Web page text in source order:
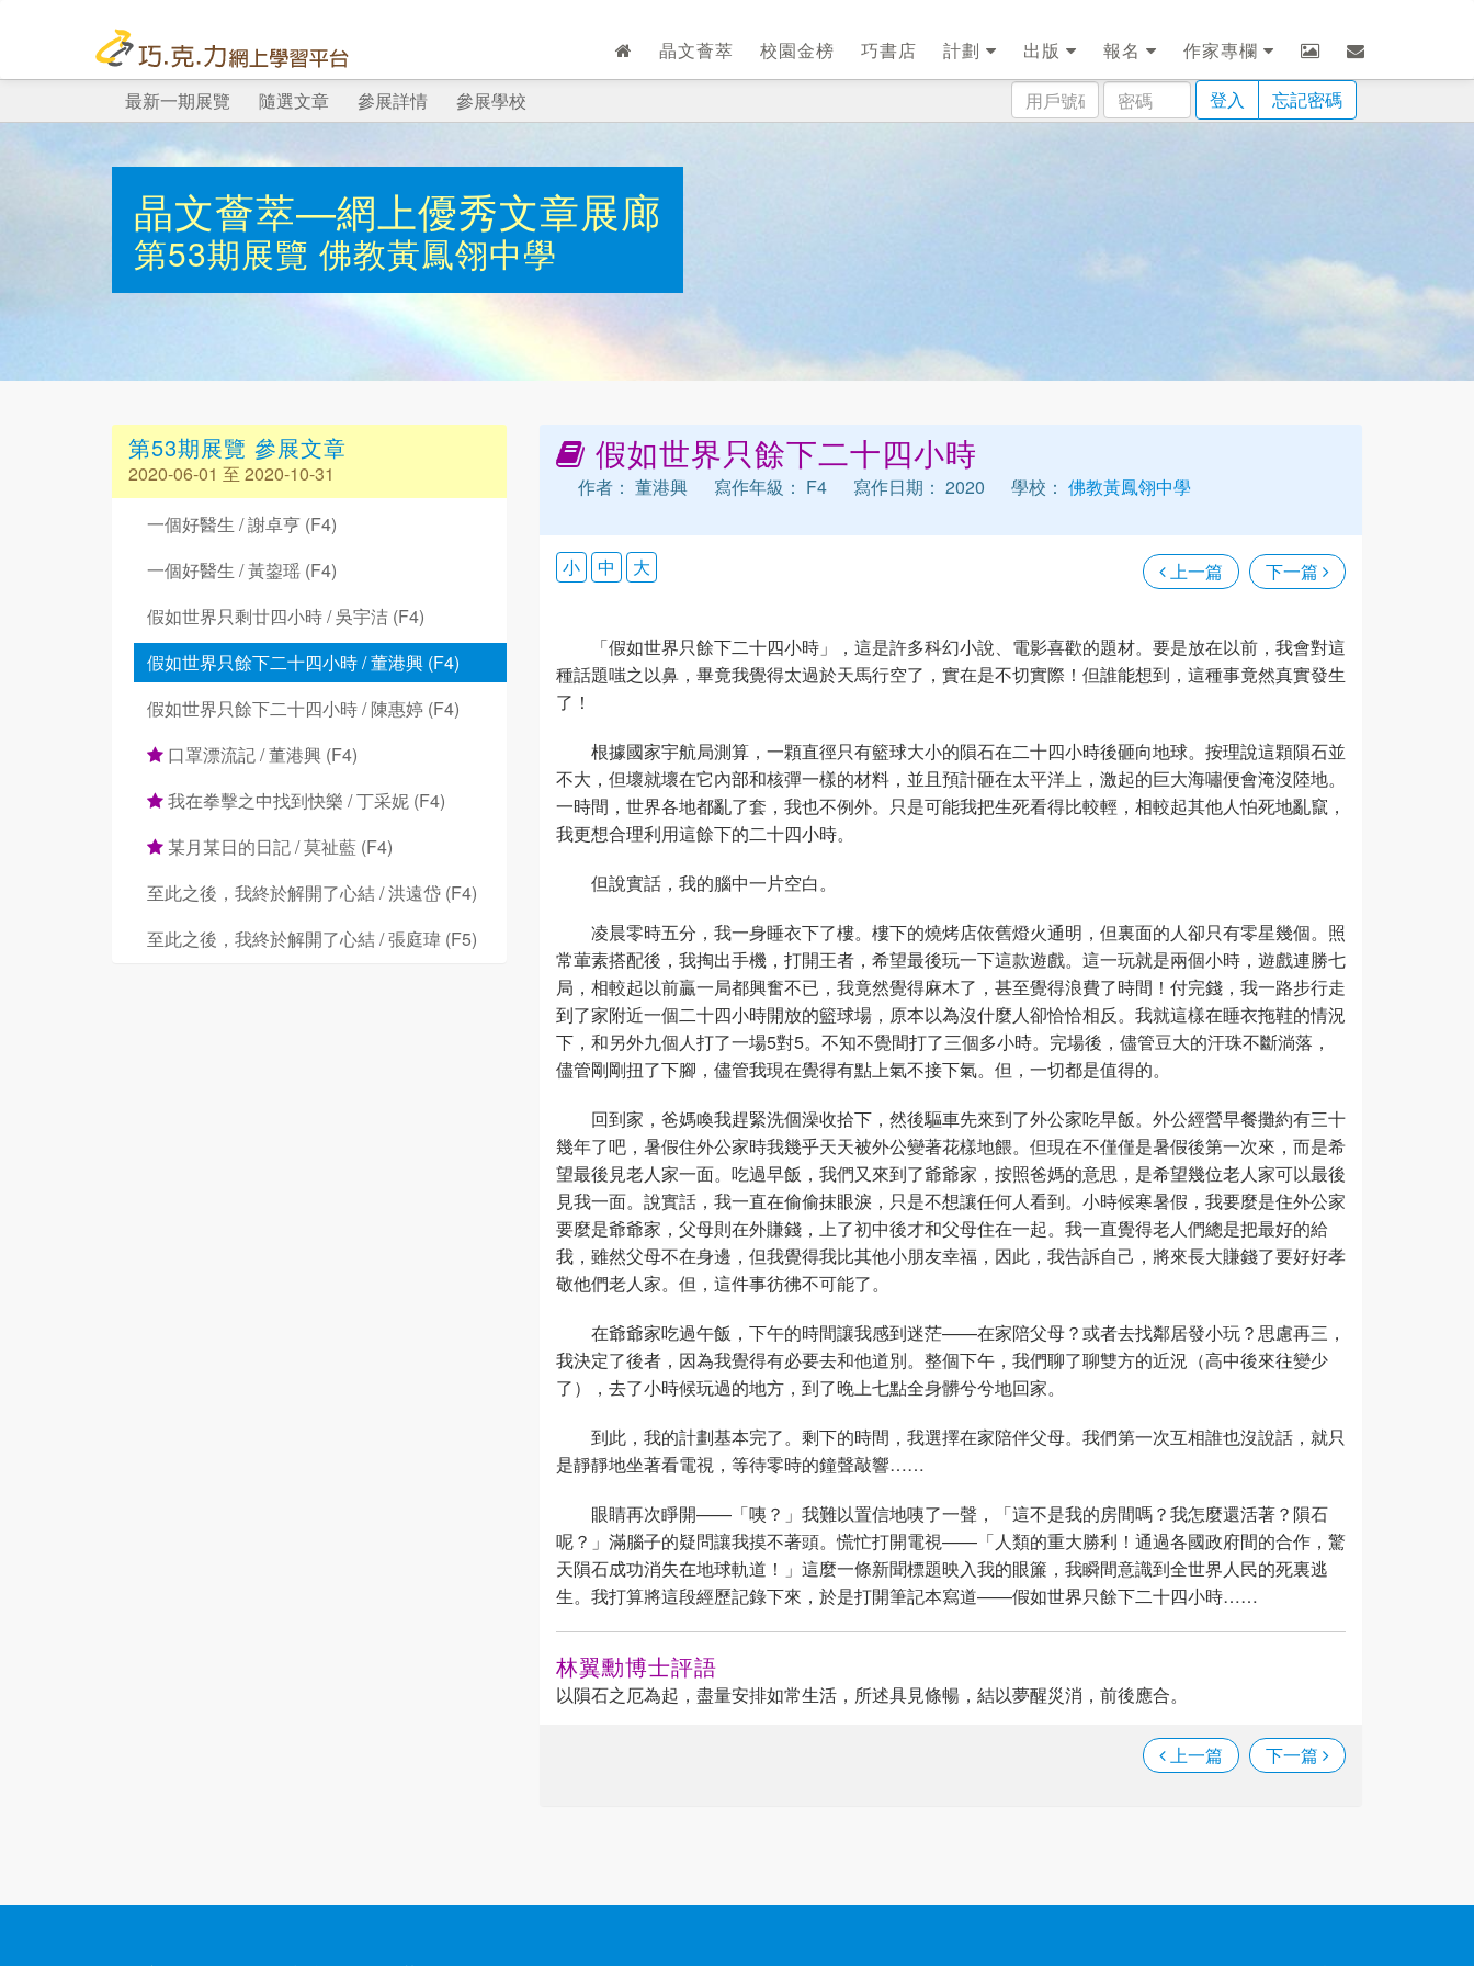
晶文薈萃 校園金榜 巧書店 計劃 出版 報名
作家專欄
用
戶
密
碼
登入 忘記密碼
最新一期展覽 隨選文章 參展詳情 參展學校
晶文薈萃—網上優秀文章展廊
第53期展覽 佛教黃鳳翎中學
第53期展覽 參展文章
2020-06-01 至 2020-10-31
一個好醫生 / 謝卓亨 (F4)
一個好醫生 / 黃鋆瑶 (F4)
假如世界只剩廿四小時 / 吳宇洁 (F4)
假如世界只餘下二十四小時 / 董港興 (F4)
假如世界只餘下二十四小時 / 陳惠婷 (F4)
口罩漂流記 / 董港興 (F4)
我在拳擊之中找到快樂 / 丁采妮 (F4)
某月某日的日記 / 莫祉藍 (F4)
至此之後，我終於解開了心結 / 洪遠岱 (F4)
至此之後，我終於解開了心結 / 張庭瑋 (F5)
假如世界只餘下二十四小時
作者： 董港興 寫作年級： F4 寫作日期： 2020 學校： 佛教黃鳳翎中學
上一篇 下一篇
小 中 大
「假如世界只餘下二十四小時」，這是許多科幻小說、電影喜歡的題材。要是放在以前，我會對這
種話題嗤之以鼻，畢竟我覺得太過於天馬行空了，實在是不切實際！但誰能想到，這種事竟然真實發生
了！
根據國家宇航局測算，一顆直徑只有籃球大小的隕石在二十四小時後砸向地球。按理說這顆隕石並
不大，但壞就壞在它內部和核彈一樣的材料，並且預計砸在太平洋上，激起的巨大海嘯便會淹沒陸地。
一時間，世界各地都亂了套，我也不例外。只是可能我把生死看得比較輕，相較起其他人怕死地亂竄，
我更想合理利用這餘下的二十四小時。
但說實話，我的腦中一片空白。
凌晨零時五分，我一身睡衣下了樓。樓下的燒烤店依舊燈火通明，但裏面的人卻只有零星幾個。照
常葷素搭配後，我掏出手機，打開王者，希望最後玩一下這款遊戲。這一玩就是兩個小時，遊戲連勝七
局，相較起以前贏一局都興奮不已，我竟然覺得麻木了，甚至覺得浪費了時間！付完錢，我一路步行走
到了家附近一個二十四小時開放的籃球場，原本以為沒什麼人卻恰恰相反。我就這樣在睡衣拖鞋的情況
下，和另外九個人打了一場5對5。不知不覺間打了三個多小時。完場後，儘管豆大的汗珠不斷淌落，
儘管剛剛扭了下腳，儘管我現在覺得有點上氣不接下氣。但，一切都是值得的。
回到家，爸媽喚我趕緊洗個澡收拾下，然後驅車先來到了外公家吃早飯。外公經營早餐攤約有三十
幾年了吧，暑假住外公家時我幾乎天天被外公變著花樣地餵。但現在不僅僅是暑假後第一次來，而是希
望最後見老人家一面。吃過早飯，我們又來到了爺爺家，按照爸媽的意思，是希望幾位老人家可以最後
見我一面。說實話，我一直在偷偷抹眼淚，只是不想讓任何人看到。小時候寒暑假，我要麼是住外公家
要麼是爺爺家，父母則在外賺錢，上了初中後才和父母住在一起。我一直覺得老人們總是把最好的給
我，雖然父母不在身邊，但我覺得我比其他小朋友幸福，因此，我告訴自己，將來長大賺錢了要好好孝
敬他們老人家。但，這件事彷彿不可能了。
在爺爺家吃過午飯，下午的時間讓我感到迷茫——在家陪父母？或者去找鄰居發小玩？思慮再三，
我決定了後者，因為我覺得有必要去和他道別。整個下午，我們聊了聊雙方的近況（高中後來往變少
了），去了小時候玩過的地方，到了晚上七點全身髒兮兮地回家。
到此，我的計劃基本完了。剩下的時間，我選擇在家陪伴父母。我們第一次互相誰也沒說話，就只
是靜靜地坐著看電視，等待零時的鐘聲敲響……
眼睛再次睜開——「咦？」我難以置信地咦了一聲，「這不是我的房間嗎？我怎麼還活著？隕石
呢？」滿腦子的疑問讓我摸不著頭。慌忙打開電視——「人類的重大勝利！通過各國政府間的合作，驚
天隕石成功消失在地球軌道！」這麼一條新聞標題映入我的眼簾，我瞬間意識到全世界人民的死裏逃
生。我打算將這段經歷記錄下來，於是打開筆記本寫道——假如世界只餘下二十四小時……
林翼勳博士評語
以隕石之厄為起，盡量安排如常生活，所述具見條暢，結以夢醒災消，前後應合。
上一篇 下一篇